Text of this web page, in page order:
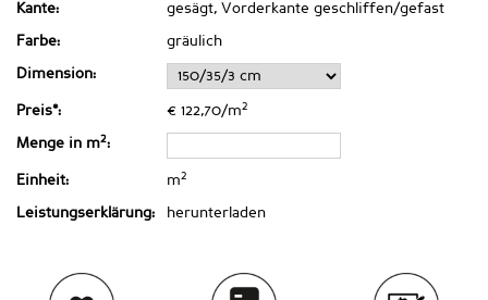
Kante: gesägt, Vorderkante geschliffen/gefast
Farbe: gräulich
Dimension:
Preis*: € 122,70/m2
Menge in m2:
Einheit: m2
Leistungserklärung: herunterladen